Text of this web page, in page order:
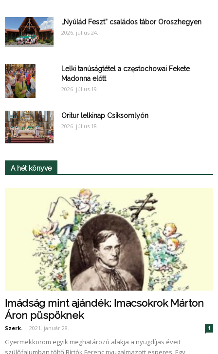
„Nyúlád Feszt” családos tábor Oroszhegyen
2026. július 24.
Lelki tanúságtétel a częstochowai Fekete
Madonna előtt
2026. július 19.
Oritur lelkinap Csíksomlyón
2026. július 18.
A hét könyve
Imádság mint ajándék: Imacsokrok Márton
Áron püspöknek
Szerk. - 2021. január 28. 1
Gyermekkorom egyik meghatározó alakja a nyugdíjas éveit
szülőfalumban töltő Bírtók Ferenc nyugalmazott esperes. Egy